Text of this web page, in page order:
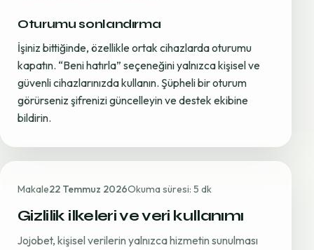
Oturumu sonlandırma
İşiniz bittiğinde, özellikle ortak cihazlarda oturumu
kapatın. “Beni hatırla” seçeneğini yalnızca kişisel ve
güvenli cihazlarınızda kullanın. Şüpheli bir oturum
görürseniz şifrenizi güncelleyin ve destek ekibine
bildirin.
Makale22 Temmuz 2026Okuma süresi: 5 dk
Gizlilik ilkeleri ve veri kullanımı
Jojobet, kişisel verilerin yalnızca hizmetin sunulması